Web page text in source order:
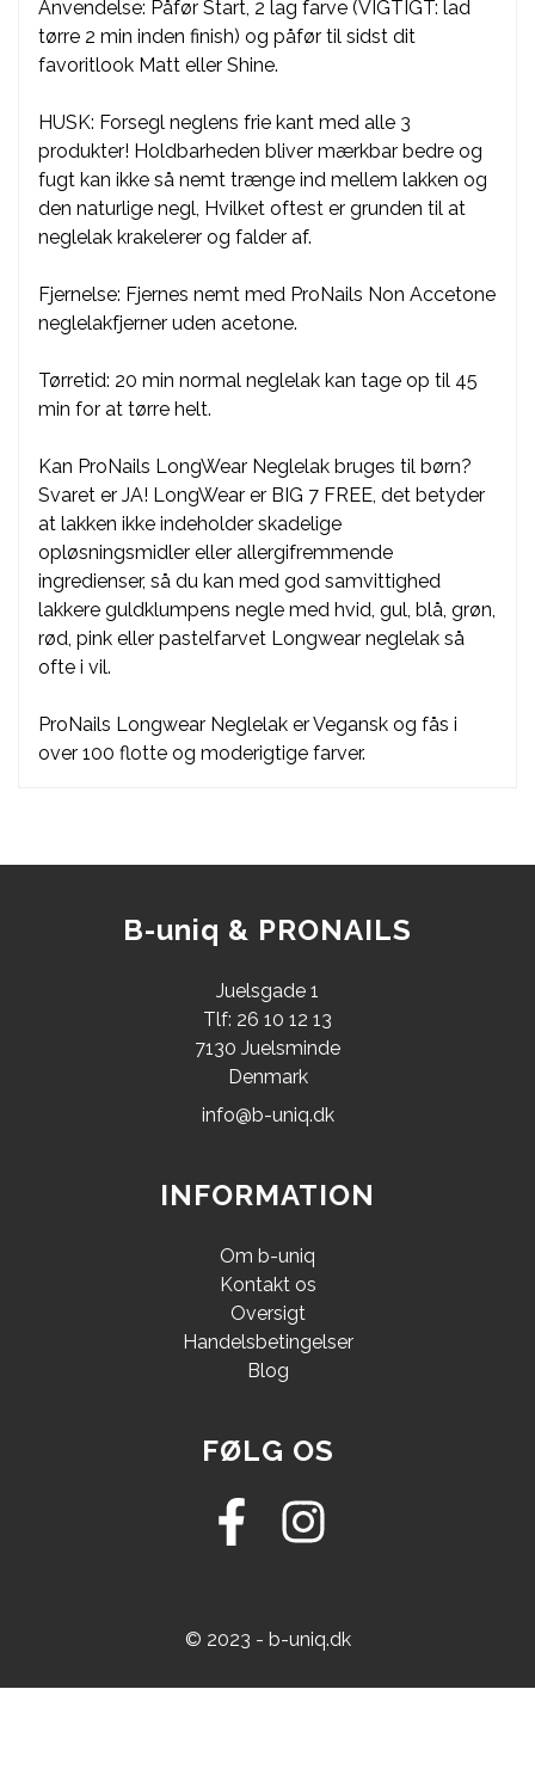
Anvendelse: Påfør Start, 2 lag farve (VIGTIGT: lad
tørre 2 min inden finish) og påfør til sidst dit
favoritlook Matt eller Shine.
HUSK: Forsegl neglens frie kant med alle 3
produkter! Holdbarheden bliver mærkbar bedre og
fugt kan ikke så nemt trænge ind mellem lakken og
den naturlige negl, Hvilket oftest er grunden til at
neglelak krakelerer og falder af.
Fjernelse: Fjernes nemt med ProNails Non Accetone
neglelakfjerner uden acetone.
Tørretid: 20 min normal neglelak kan tage op til 45
min for at tørre helt.
Kan ProNails LongWear Neglelak bruges til børn?
Svaret er JA! LongWear er BIG 7 FREE, det betyder
at lakken ikke indeholder skadelige
opløsningsmidler eller allergifremmende
ingredienser, så du kan med god samvittighed
lakkere guldklumpens negle med hvid, gul, blå, grøn,
rød, pink eller pastelfarvet Longwear neglelak så
ofte i vil.
ProNails Longwear Neglelak er Vegansk og fås i
over 100 flotte og moderigtige farver.
B-uniq & PRONAILS
Juelsgade 1
Tlf: 26 10 12 13
7130 Juelsminde
Denmark
info@b-uniq.dk
INFORMATION
Om b-uniq
Kontakt os
Oversigt
Handelsbetingelser
Blog
FØLG OS
© 2023 - b-uniq.dk